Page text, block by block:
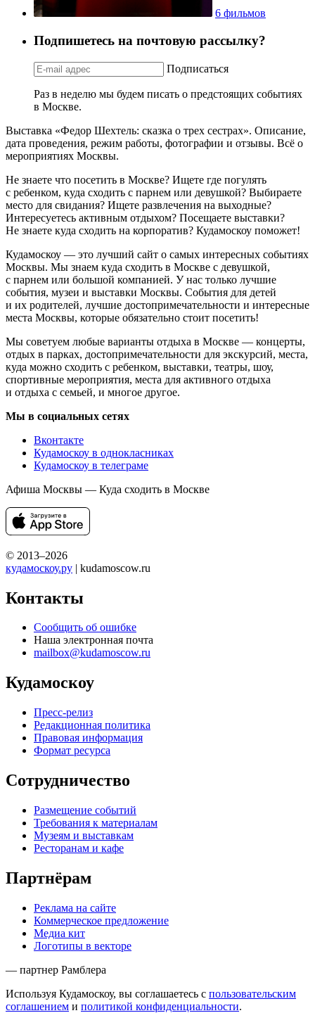
6 фильмов
Подпишетесь на почтовую рассылку?
Подписаться
Раз в неделю мы будем писать о предстоящих событиях
в Москве.
Выставка «Федор Шехтель: сказка о трех сестрах». Описание,
дата проведения, режим работы, фотографии и отзывы. Всё о
мероприятиях Москвы.
Не знаете что посетить в Москве? Ищете где погулять
с ребенком, куда сходить с парнем или девушкой? Выбираете
место для свидания? Ищете развлечения на выходные?
Интересуетесь активным отдыхом? Посещаете выставки?
Не знаете куда сходить на корпоратив? Кудамоскоу поможет!
Кудамоскоу — это лучший сайт о самых интересных событиях
Москвы. Мы знаем куда сходить в Москве с девушкой,
с парнем или большой компанией. У нас только лучшие
события, музеи и выставки Москвы. События для детей
и их родителей, лучшие достопримечательности и интересные
места Москвы, которые обязательно стоит посетить!
Мы советуем любые варианты отдыха в Москве — концерты,
отдых в парках, достопримечательности для экскурсий, места,
куда можно сходить с ребенком, выставки, театры, шоу,
спортивные мероприятия, места для активного отдыха
и отдыха с семьей, и многое другое.
Мы в социальных сетях
Вконтакте
Кудамоскоу в однокласниках
Кудамоскоу в телеграме
Афиша Москвы — Куда сходить в Москве
© 2013–2026
кудамоскоу.ру | kudamoscow.ru
Контакты
Сообщить об ошибке
Наша электронная почта
mailbox@kudamoscow.ru
Кудамоскоу
Пресс-релиз
Редакционная политика
Правовая информация
Формат ресурса
Сотрудничество
Размещение событий
Требования к материалам
Музеям и выставкам
Ресторанам и кафе
Партнёрам
Реклама на сайте
Коммерческое предложение
Медиа кит
Логотипы в векторе
— партнер Рамблера
Используя Кудамоскоу, вы соглашаетесь с пользовательским
соглашением и политикой конфиденциальности.